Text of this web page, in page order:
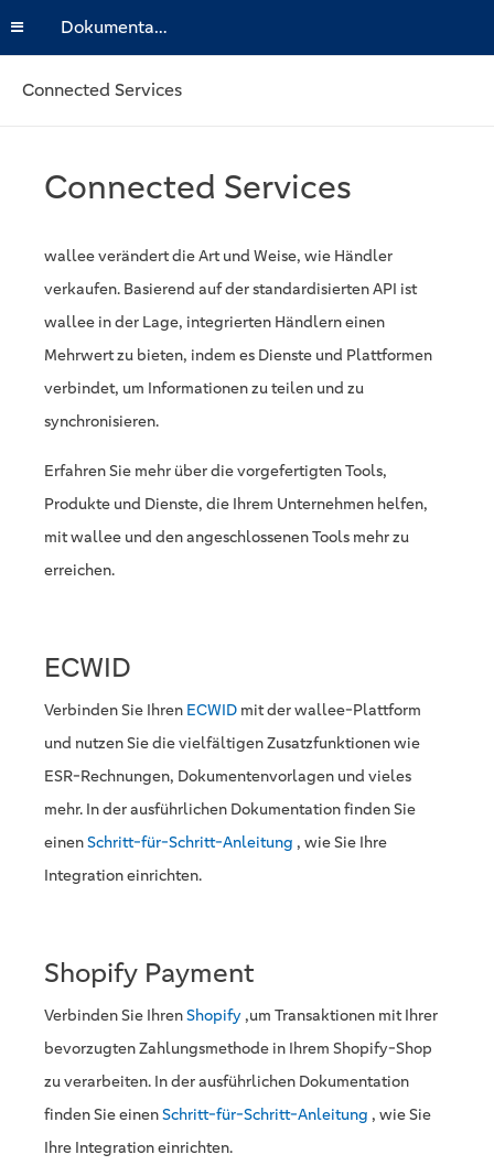
Dokumentation
Connected Services
Connected Services
wallee verändert die Art und Weise, wie Händler
verkaufen. Basierend auf der standardisierten API ist
wallee in der Lage, integrierten Händlern einen
Mehrwert zu bieten, indem es Dienste und Plattformen
verbindet, um Informationen zu teilen und zu
synchronisieren.
Erfahren Sie mehr über die vorgefertigten Tools,
Produkte und Dienste, die Ihrem Unternehmen helfen,
mit wallee und den angeschlossenen Tools mehr zu
erreichen.
ECWID
Verbinden Sie Ihren ECWID mit der wallee-Plattform
und nutzen Sie die vielfältigen Zusatzfunktionen wie
ESR-Rechnungen, Dokumentenvorlagen und vieles
mehr. In der ausführlichen Dokumentation finden Sie
einenSchritt-für-Schritt-Anleitung , wie Sie Ihre
Integration einrichten.
Shopify Payment
Verbinden Sie IhrenShopify ,um Transaktionen mit Ihrer
bevorzugten Zahlungsmethode in Ihrem Shopify-Shop
zu verarbeiten. In der ausführlichen Dokumentation
finden Sie einenSchritt-für-Schritt-Anleitung , wie Sie
Ihre Integration einrichten.